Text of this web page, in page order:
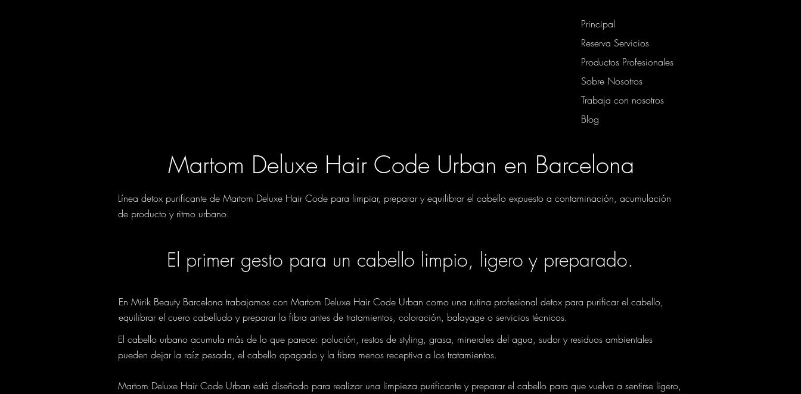
Principal
Reserva Servicios
Productos Profesionales
Sobre Nosotros
Trabaja con nosotros
Blog
Martom Deluxe Hair Code Urban en Barcelona
Línea detox purificante de Martom Deluxe Hair Code para limpiar, preparar y equilibrar el cabello expuesto a contaminación, acumulación
de producto y ritmo urbano.
El primer gesto para un cabello limpio, ligero y preparado.
En Mirik Beauty Barcelona trabajamos con Martom Deluxe Hair Code Urban como una rutina profesional detox para purificar el cabello,
equilibrar el cuero cabelludo y preparar la fibra antes de tratamientos, coloración, balayage o servicios técnicos.
El cabello urbano acumula más de lo que parece: polución, restos de styling, grasa, minerales del agua, sudor y residuos ambientales
pueden dejar la raíz pesada, el cabello apagado y la fibra menos receptiva a los tratamientos.
Martom Deluxe Hair Code Urban está diseñado para realizar una limpieza purificante y preparar el cabello para que vuelva a sentirse ligero,